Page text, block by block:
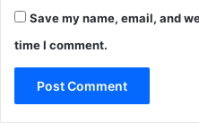
Save my name, email, and
time I comment.